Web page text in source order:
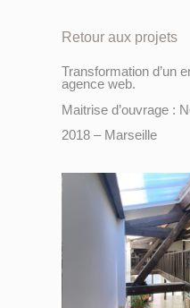
Retour aux projets
Transformation d’un
agence web.
Maitrise d’ouvrage :
2018 – Marseille